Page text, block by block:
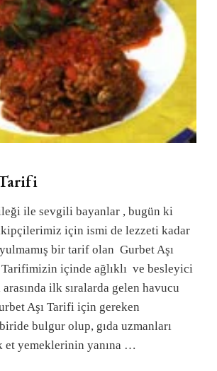
ile sevgili bayanlar , bugün ki
için ismi de lezzeti kadar
bir tarif olan Gurbet Aşı
içinde ağlıklı ve besleyici
ilk sıralarda gelen havucu
Aşı Tarifi için gereken
bulgur olup, gıda uzmanları
et yemeklerinin yanına …